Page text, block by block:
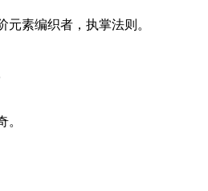
素编织者，执掌法则。
。